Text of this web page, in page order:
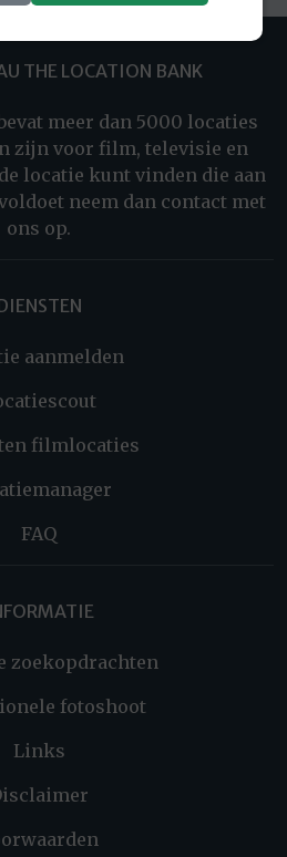
THE LOCATION BANK
meer dan 5000 locaties
zijn voor film, televisie en
locatie kunt vinden die aan
neem dan contact met
ons op.
aanmelden
filmlocaties
FAQ
zoekopdrachten
fotoshoot
Links